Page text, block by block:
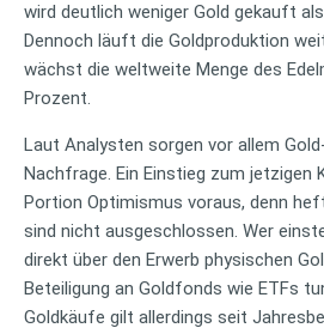
wird deutlich weniger Gold gekauft
Dennoch läuft die Goldproduktion
wächst die weltweite Menge des
Prozent.
Laut Analysten sorgen vor allem
Nachfrage. Ein Einstieg zum jetzigen
Portion Optimismus voraus, denn
sind nicht ausgeschlossen. Wer
direkt über den Erwerb physischen
Beteiligung an Goldfonds wie ETFs
Goldkäufe gilt allerdings seit